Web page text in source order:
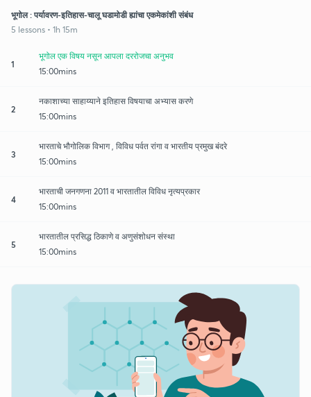
भूगोल : पर्यावरण-इतिहास-चालू घडामोडी ह्यांचा एकमेकांशी संबंध
5 lessons • 1h 15m
1
भूगोल एक विषय नसून आपला दररोजचा अनुभव
15:00mins
2
नकाशाच्या साहाय्याने इतिहास विषयाचा अभ्यास करणे
15:00mins
3
भारताचे भौगोलिक विभाग , विविध पर्वत रांगा व भारतीय प्रमुख बंदरे
15:00mins
4
भारताची जनगणना 2011 व भारतातील विविध नृत्यप्रकार
15:00mins
5
भारतातील प्रसिद्ध ठिकाणे व अणुसंशोधन संस्था
15:00mins